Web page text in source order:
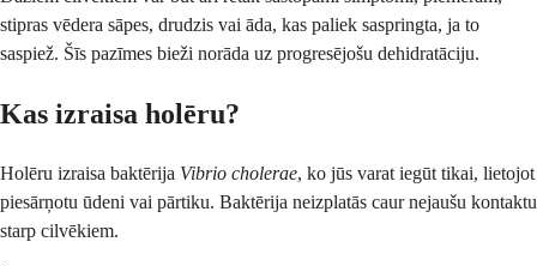
stipras vēdera sāpes, drudzis vai āda, kas paliek saspringta, ja to
saspiež. Šīs pazīmes bieži norāda uz progresējošu dehidratāciju.
Kas izraisa holēru?
Holēru izraisa baktērija Vibrio cholerae, ko jūs varat iegūt tikai, lietojot
piesārņotu ūdeni vai pārtiku. Baktērija neizplatās caur nejaušu kontaktu
starp cilvēkiem.